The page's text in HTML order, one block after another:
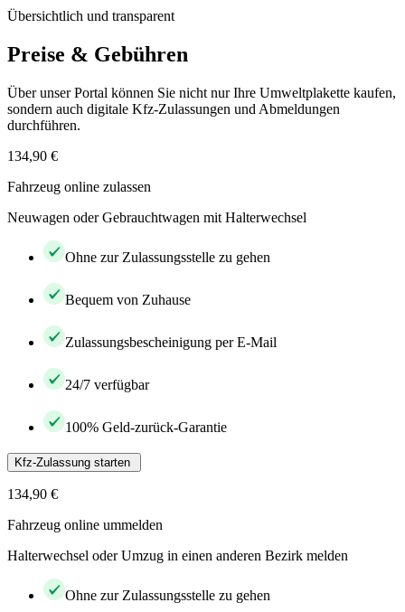
Übersichtlich und transparent
Preise & Gebühren
Über unser Portal können Sie nicht nur Ihre Umweltplakette kaufen,
sondern auch digitale Kfz-Zulassungen und Abmeldungen
durchführen.
134,90 €
Fahrzeug online zulassen
Neuwagen oder Gebrauchtwagen mit Halterwechsel
Ohne zur Zulassungsstelle zu gehen
Bequem von Zuhause
Zulassungsbescheinigung per E-Mail
24/7 verfügbar
100% Geld-zurück-Garantie
Kfz-Zulassung starten
134,90 €
Fahrzeug online ummelden
Halterwechsel oder Umzug in einen anderen Bezirk melden
Ohne zur Zulassungsstelle zu gehen